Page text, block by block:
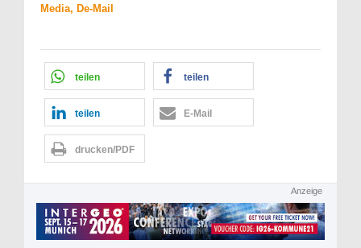
Media, De-Mail
teilen teilen
teilen E-Mail
drucken/PDF
Anzeige